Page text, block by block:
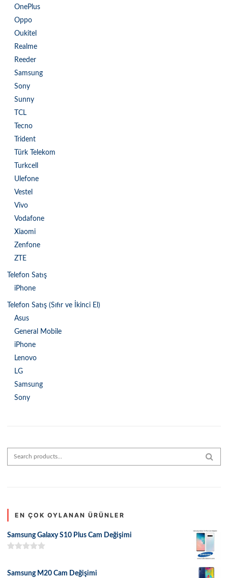
OnePlus
Oppo
Oukitel
Realme
Reeder
Samsung
Sony
Sunny
TCL
Tecno
Trident
Türk Telekom
Turkcell
Ulefone
Vestel
Vivo
Vodafone
Xiaomi
Zenfone
ZTE
Telefon Satış
iPhone
Telefon Satış (Sıfır ve İkinci El)
Asus
General Mobile
iPhone
Lenovo
LG
Samsung
Sony
Search for:
EN ÇOK OYLANAN ÜRÜNLER
Samsung Galaxy S10 Plus Cam Değişimi
Samsung M20 Cam Değişimi